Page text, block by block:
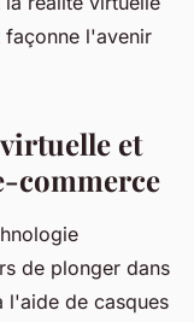
façonne l'avenir
et
commerce
de plonger dans
l'aide de casques